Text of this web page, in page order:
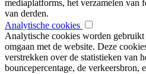
mediaplatforms, het verzamelen van
van derden.
Analytische cookies
Analytische cookies worden
omgaan met de website. Deze
verstrekken over de statistieken van
bouncepercentage, de verkeersbron,